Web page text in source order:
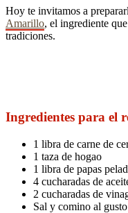
Hoy te invitamos a
Amarillo, el ingrediente
tradiciones.
Ingredientes para el
1 libra de carne de
1 taza de hogao
1 libra de papas
4 cucharadas de
2 cucharadas de
Sal y comino al gusto